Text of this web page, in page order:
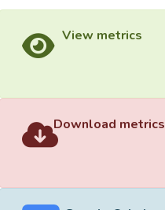
View metrics
Download metrics